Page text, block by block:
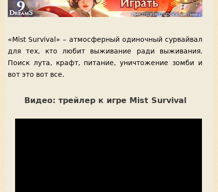
«Mist Survival» – атмосферный одиночный сурвайвал
для тех, кто любит выживание ради выживания.
Поиск лута, крафт, питание, уничтожение зомби и
вот это вот все.
Видео: трейлер к игре Mist Survival